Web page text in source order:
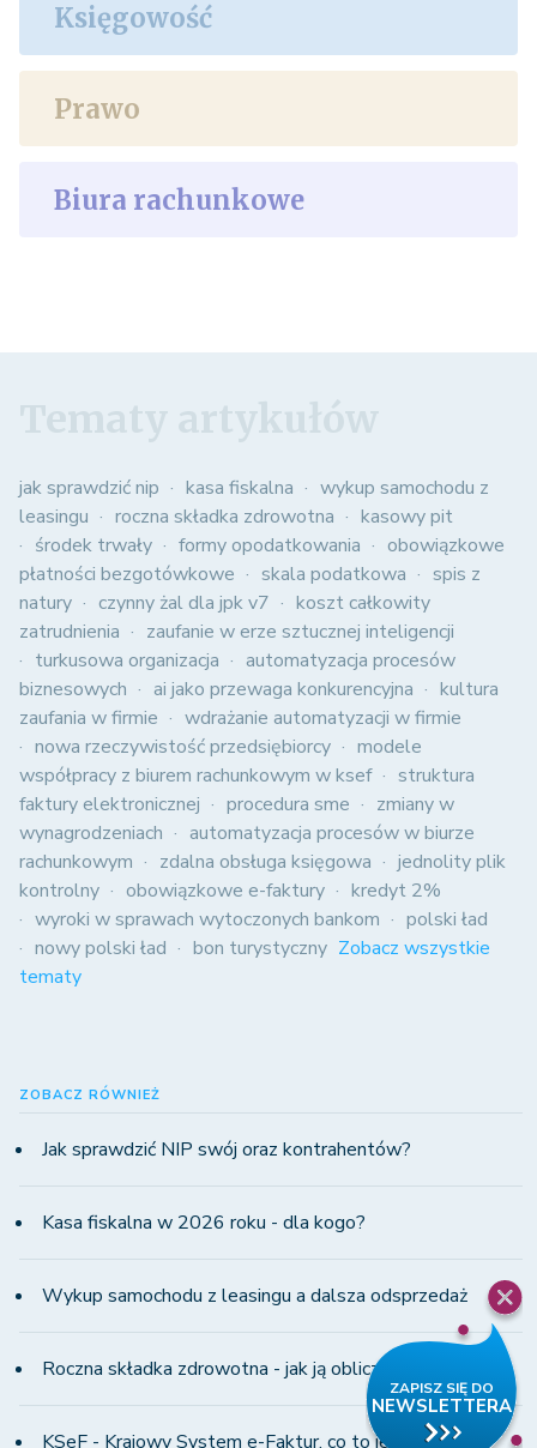
Księgowość
Prawo
Biura rachunkowe
jak sprawdzić nip kasa fiskalna
wykup samochodu z
leasingu
roczna składka zdrowotna
kasowy pit
środek trwały
formy opodatkowania
obowiązkowe
płatności bezgotówkowe
skala podatkowa
spis z
natury
czynny żal dla jpk v7
koszt całkowity
zatrudnienia
zaufanie w erze sztucznej inteligencji
turkusowa organizacja
automatyzacja procesów
biznesowych
ai jako przewaga konkurencyjna
kultura
zaufania w firmie
wdrażanie automatyzacji w firmie
nowa rzeczywistość przedsiębiorcy
modele
współpracy z biurem rachunkowym w ksef
struktura
faktury elektronicznej
procedura sme
zmiany w
wynagrodzeniach
automatyzacja procesów w biurze
rachunkowym
zdalna obsługa księgowa
jednolity plik
kontrolny
obowiązkowe e-faktury
kredyt 2%
wyroki w sprawach wytoczonych bankom
polski ład
nowy polski ład
bon turystyczny Zobacz wszystkie
tematy
ZOBACZ RÓWNIEŻ
Jak sprawdzić NIP swój oraz kontrahentów?
Kasa fiskalna w 2026 roku - dla kogo?
Wykup samochodu z leasingu a dalsza odsprzedaż
Roczna składka zdrowotna - jak ją obliczyć?
KSeF - Krajowy System e-Faktur, co to jest i od kiedy